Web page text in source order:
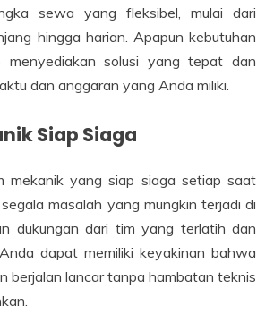
sewa yang fleksibel, mulai dari
hingga harian. Apapun kebutuhan
menyediakan solusi yang tepat dan
dan anggaran yang Anda miliki.
Siap Siaga
mekanik yang siap siaga setiap saat
masalah yang mungkin terjadi di
dukungan dari tim yang terlatih dan
dapat memiliki keyakinan bahwa
berjalan lancar tanpa hambatan teknis